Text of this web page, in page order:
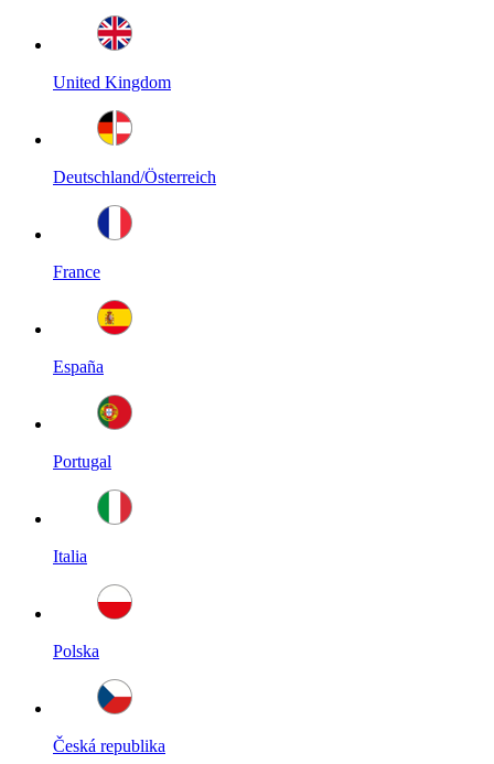
United Kingdom
Deutschland/Österreich
France
España
Portugal
Italia
Polska
Česká republika